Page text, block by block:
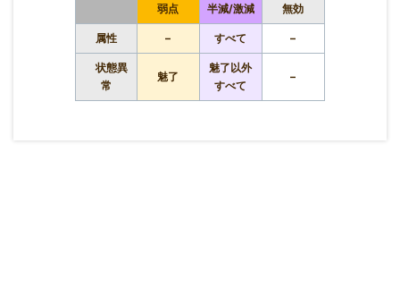
弱点 半減/激減 無効
属性 – すべて –
状態異
常
魅了
魅了以外
すべて
–